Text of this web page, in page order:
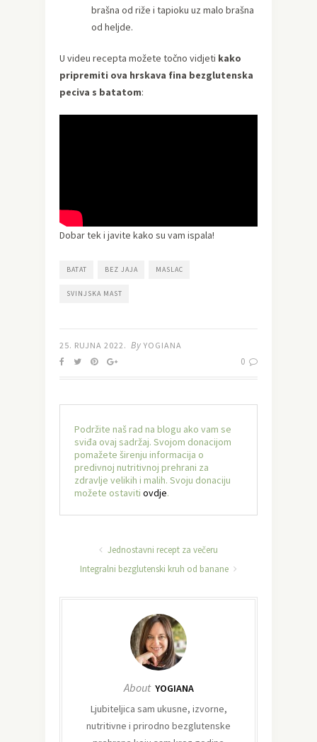
brašna od riže i tapioku uz malo brašna
od heljde.
U videu recepta možete točno vidjeti kako
pripremiti ova hrskava fina bezglutenska
peciva s batatom:
Dobar tek i javite kako su vam ispala!
BATAT BEZ JAJA MASLAC
SVINJSKA MAST
25. RUJNA 2022. By YOGIANA
0
Podržite naš rad na blogu ako vam se
sviđa ovaj sadržaj. Svojom donacijom
pomažete širenju informacija o
predivnoj nutritivnoj prehrani za
zdravlje velikih i malih. Svoju donaciju
možete ostaviti ovdje.
Jednostavni recept za večeru
Integralni bezglutenski kruh od banane
About YOGIANA
Ljubiteljica sam ukusne, izvorne,
nutritivne i prirodno bezglutenske